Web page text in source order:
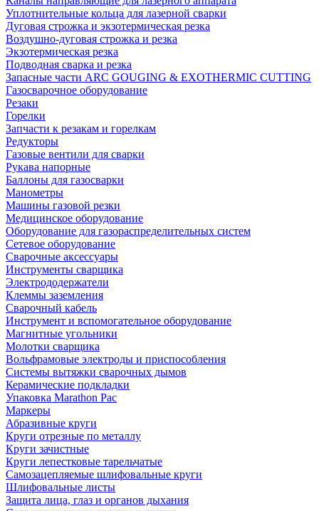
Уплотнительные кольца для лазерной сварки
Дуговая строжка и экзотермическая резка
Воздушно-дуговая строжка и резка
Экзотермическая резка
Подводная сварка и резка
Запасные части ARC GOUGING & EXOTHERMIC CUTTING
Газосварочное оборудование
Резаки
Горелки
Запчасти к резакам и горелкам
Редукторы
Газовые вентили для сварки
Рукава напорные
Баллоны для газосварки
Манометры
Машины газовой резки
Медицинское оборудование
Оборудование для газораспределительных систем
Сетевое оборудование
Сварочные аксессуары
Инструменты сварщика
Электрододержатели
Клеммы заземления
Сварочный кабель
Инструмент и вспомогательное оборудование
Магнитные угольники
Молотки сварщика
Вольфрамовые электроды и приспособления
Системы вытяжки сварочных дымов
Керамические подкладки
Упаковка Marathon Pac
Маркеры
Абразивные круги
Круги отрезные по металлу
Круги зачистные
Круги лепестковые тарельчатые
Самозацепляемые шлифовальные круги
Шлифовальные листы
Защита лица, глаз и органов дыхания